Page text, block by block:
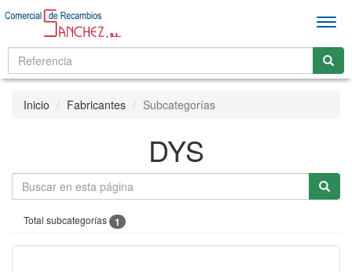
Inicio Fabricantes Subcategorías
DYS
Total subcategorías 1